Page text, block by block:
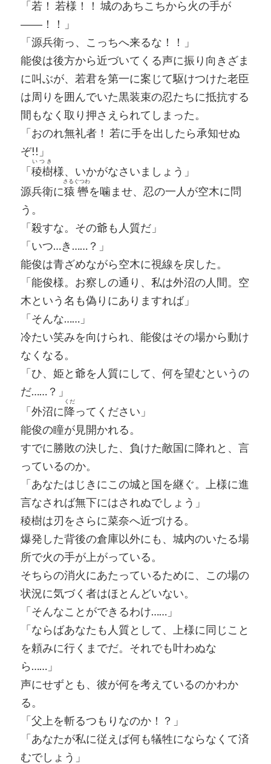
「若！ 若様！！ 城のあちこちから火の手が
――！！」
「源兵衛っ、こっちへ来るな！！」
能俊は後方から近づいてくる声に振り向きざま
に叫ぶが、若君を第一に案じて駆けつけた老臣
は周りを囲んでいた黒装束の忍たちに抵抗する
間もなく取り押さえられてしまった。
「おのれ無礼者！ 若に手を出したら承知せぬ
ぞ!!」
「稜樹
いつき
様、いかがなさいましょう」
源兵衛に猿轡
さるぐつわ
を噛ませ、忍の一人が空木に問
う。
「殺すな。その爺も人質だ」
「いつ…き……？」
能俊は青ざめながら空木に視線を戻した。
「能俊様。お察しの通り、私は外沼の人間。空
木という名も偽りにありますれば」
「そんな……」
冷たい笑みを向けられ、能俊はその場から動け
なくなる。
「ひ、姫と爺を人質にして、何を望むというの
だ……？」
「外沼に降
くだ
ってください」
能俊の瞳が見開かれる。
すでに勝敗の決した、負けた敵国に降れと、言
っているのか。
「あなたはじきにこの城と国を継ぐ。上様に進
言なされば無下にはされぬでしょう」
稜樹は刃をさらに菜奈へ近づける。
爆発した背後の倉庫以外にも、城内のいたる場
所で火の手が上がっている。
そちらの消火にあたっているために、この場の
状況に気づく者はほとんどいない。
「そんなことができるわけ……」
「ならばあなたも人質として、上様に同じこと
を頼みに行くまでだ。それでも叶わぬな
ら……」
声にせずとも、彼が何を考えているのかわか
る。
「父上を斬るつもりなのか！？」
「あなたが私に従えば何も犠牲にならなくて済
むでしょう」